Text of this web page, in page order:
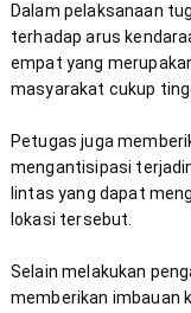
Dalam pelaksanaan
terhadap arus
empat yang
Petugas juga
mengantisipasi
lintas yang dapat
Selain melakukan
memberikan imbauan